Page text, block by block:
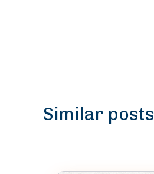
Similar posts